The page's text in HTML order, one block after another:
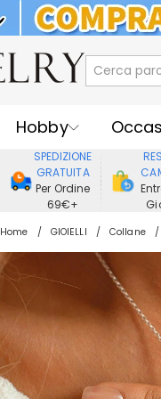
KLARNA:
Hobby
Ricevente
Gioielli
Abbigliamento
SPEDIZIONE
GRATUITA
Per Ordine
69€+
Home GIOIELLI Collane